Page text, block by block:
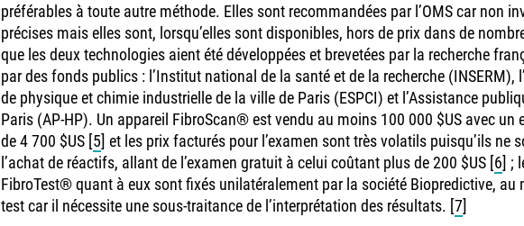
préférables à toute autre méthode. Elles sont recommandées par l’OMS car non
précises mais elles sont, lorsqu’elles sont disponibles, hors de prix dans de
que les deux technologies aient été développées et brevetées par la recherche
par des fonds publics : l’Institut national de la santé et de la recherche (INSERM),
de physique et chimie industrielle de la ville de Paris (ESPCI) et l’Assistance
Paris (AP-HP). Un appareil FibroScan® est vendu au moins 100 000 $US avec un
de 4 700 $US [5] et les prix facturés pour l’examen sont très volatils puisqu’ils ne
l’achat de réactifs, allant de l’examen gratuit à celui coûtant plus de 200 $US [6] ;
FibroTest® quant à eux sont fixés unilatéralement par la société Biopredictive, au
test car il nécessite une sous-traitance de l’interprétation des résultats. [7]